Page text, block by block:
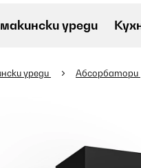
уреди
уреди Абсорбатори